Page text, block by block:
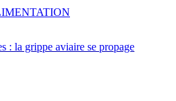
: la grippe aviaire se propage